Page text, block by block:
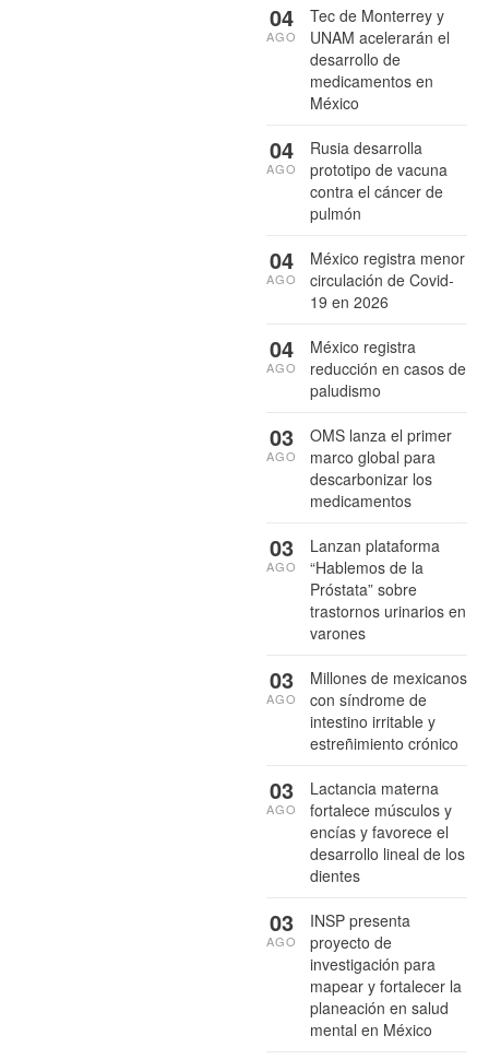
Tec de Monterrey y
UNAM acelerarán el
desarrollo de
medicamentos en
México
04
AGO
Rusia desarrolla
prototipo de vacuna
contra el cáncer de
pulmón
04
AGO
México registra menor
circulación de Covid-
19 en 2026
04
AGO
México registra
reducción en casos de
paludismo
04
AGO
OMS lanza el primer
marco global para
descarbonizar los
medicamentos
03
AGO
Lanzan plataforma
“Hablemos de la
Próstata” sobre
trastornos urinarios en
varones
03
AGO
Millones de mexicanos
con síndrome de
intestino irritable y
estreñimiento crónico
03
AGO
Lactancia materna
fortalece músculos y
encías y favorece el
desarrollo lineal de los
dientes
03
AGO
INSP presenta
proyecto de
investigación para
mapear y fortalecer la
planeación en salud
mental en México
03
AGO